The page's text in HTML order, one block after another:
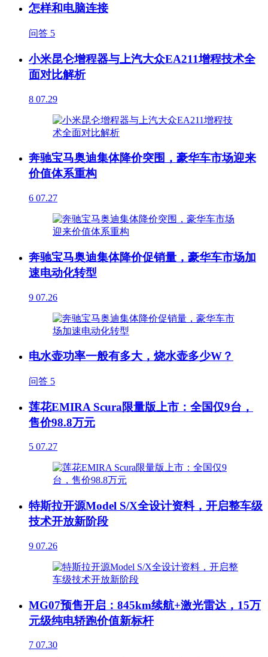
怎样和电脑连接
问答 5
小米昆仑增程器与上汽大众EA211增程技术全
面对比解析
8 07.29
奔驰宝马奥迪集体降价突围，豪华车市场迎来
价值体系重构
6 07.27
奔驰宝马奥迪集体降价促销量，豪华车市场加
速电动化转型
9 07.26
电水壶功率一般有多大，烧水壶多少W？
问答 5
莲花EMIRA Scura限量版上市：全国仅9台，
售价98.8万元
5 07.27
特斯拉开源Model S/X全设计资料，开启整车级
技术开放新阶段
9 07.26
MG07预售开启：845km续航+激光雷达，15万
元级纯电轿跑价值新标杆
7 07.30